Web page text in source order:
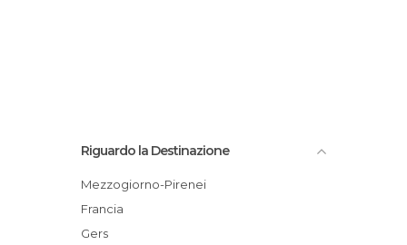
Riguardo la Destinazione
Mezzogiorno-Pirenei
Francia
Gers